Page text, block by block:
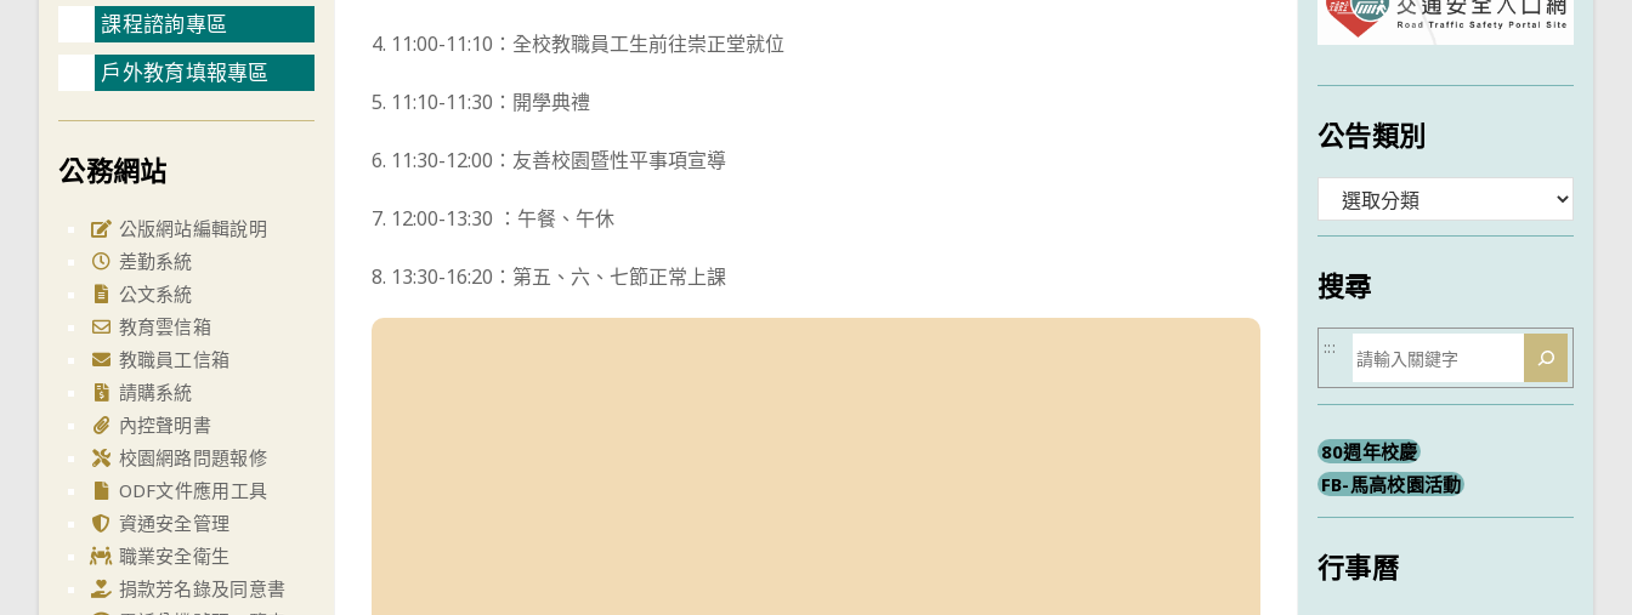
4. 11:00-11:10：全校教職員工生前往崇正堂就位
5. 11:10-11:30：開學典禮
6. 11:30-12:00：友善校園暨性平事項宣導
7. 12:00-13:30 ：午餐、午休
8. 13:30-16:20：第五、六、七節正常上課
課程諮詢專區
戶外教育填報專區
公務網站
公版網站編輯說明
差勤系統
公文系統
教育雲信箱
教職員工信箱
請購系統
內控聲明書
校園網路問題報修
ODF文件應用工具
資通安全管理
職業安全衛生
捐款芳名錄及同意書
公告類別
類
搜尋
搜
尋
:::
80週年校慶
FB-馬高校園活動
行事曆